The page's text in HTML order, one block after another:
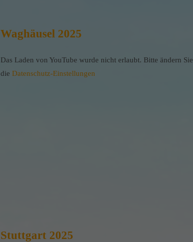
Waghäusel 2025
Das Laden von YouTube wurde nicht erlaubt. Bitte ändern Sie
dieDatenschutz-Einstellungen
Stuttgart 2025